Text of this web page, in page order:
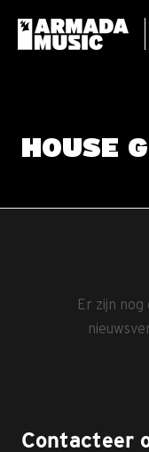
HOUSE
Er zijn
Contacteer